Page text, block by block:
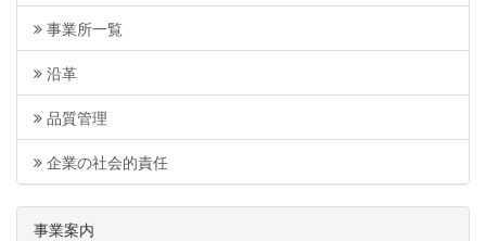
事業所一覧
沿革
品質管理
企業の社会的責任
事業案内